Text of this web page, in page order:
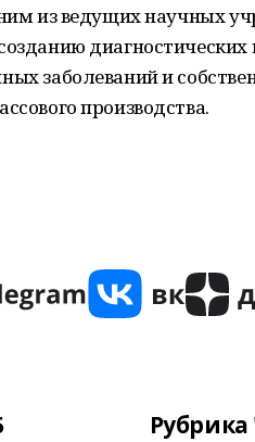
из ведущих научных
диагностических
заболеваний и
производства.